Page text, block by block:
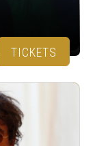
TICKETS